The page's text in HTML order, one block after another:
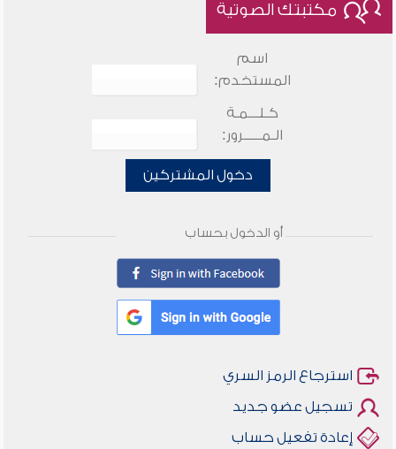
مكتبتك الصوتية
اسم
المستخدم:
كـلـــمـة
الـمـــــرور:
دخول المشتركين
أو الدخول بحساب
استرجاع الرمز السري
تسجيل عضو جديد
إعادة تفعيل حساب